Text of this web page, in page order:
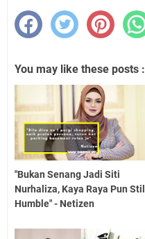
You may like these posts :
"Bukan Senang Jadi Siti
Nurhaliza, Kaya Raya Pun Still
Humble" - Netizen